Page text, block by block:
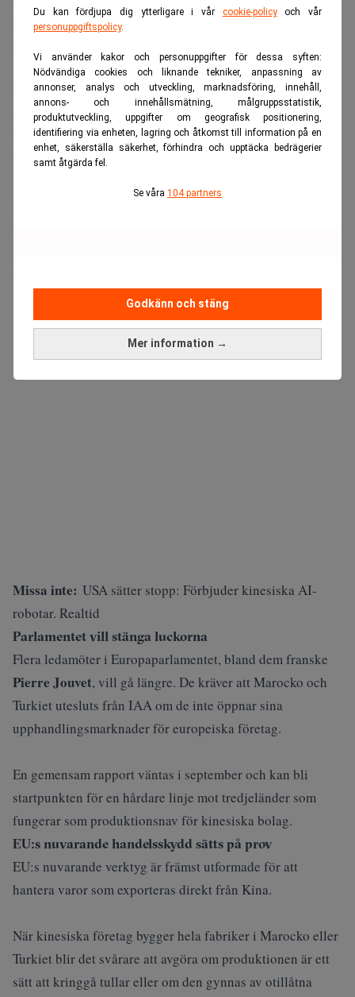
Du kan fördjupa dig ytterligare i vår cookie-policyoch vår
personuppgiftspolicy.
Vi använder kakor och personuppgifter för dessa syften:
Nödvändiga cookies och liknande tekniker, anpassning av
annonser, analys och utveckling, marknadsföring, innehåll,
annons- och innehållsmätning, målgruppsstatistik,
produktutveckling, uppgifter om geografisk positionering,
identifiering via enheten, lagring och åtkomst till information på en
enhet, säkerställa säkerhet, förhindra och upptäcka bedrägerier
samt åtgärda fel.
Se våra 104 partners
Mer information →
Godkänn och stäng
För att möta utvecklingen föreslår EU-kommissionen den
nya
Förslaget syftar till att ge europeiska företag bättre
möjligheter i offentliga upphandlingar och vissa
finansieringsprogram, samtidigt som aktörer från länder
utan ömsesidigt marknadstillträde kan begränsas.
klassade som pålitliga partners. Ironiskt nog skulle en
Missa inte: USA sätter stopp: Förbjuder kinesiska AI-
robotar. Realtid
Parlamentet vill stänga luckorna
Flera ledamöter i Europaparlamentet, bland dem franske
Pierre Jouvet, vill gå längre. De kräver att Marocko och
Turkiet utesluts från IAA om de inte öppnar sina
upphandlingsmarknader för europeiska företag.
En gemensam rapport väntas i september och kan bli
startpunkten för en hårdare linje mot tredjeländer som
fungerar som produktionsnav för kinesiska bolag.
EU:s nuvarande handelsskydd sätts på prov
EU:s nuvarande verktyg är främst utformade för att
hantera varor som exporteras direkt från Kina.
När kinesiska företag bygger hela fabriker i Marocko eller
Turkiet blir det svårare att avgöra om produktionen är ett
sätt att kringgå tullar eller om den gynnas av otillåtna